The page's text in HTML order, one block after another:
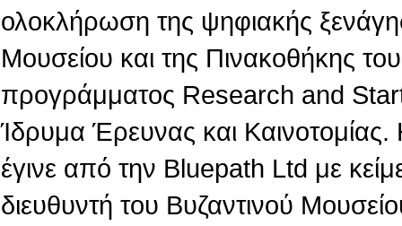
ολοκλήρωση της ψηφιακής
Μουσείου και της Πινακοθήκης
προγράμματος Research and
Ίδρυμα Έρευνας και
έγινε από την Βluepath Ltd με
διευθυντή του Βυζαντινού